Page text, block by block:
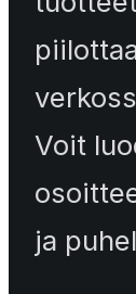
Voit
ja